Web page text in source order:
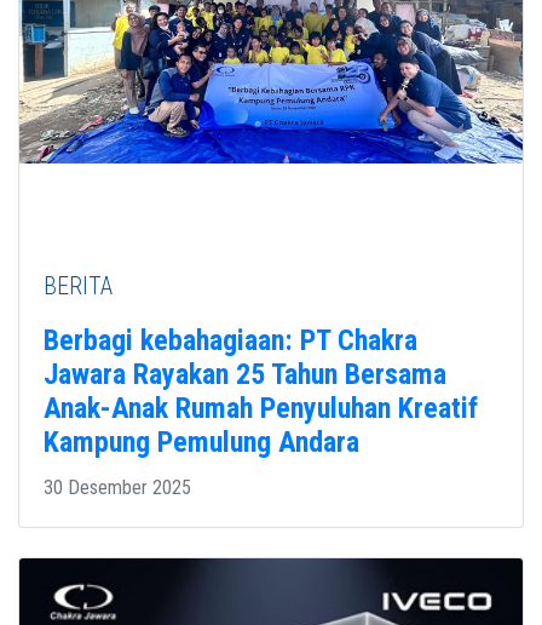
BERITA
Berbagi kebahagiaan: PT Chakra
Jawara Rayakan 25 Tahun Bersama
Anak-Anak Rumah Penyuluhan Kreatif
Kampung Pemulung Andara
30 Desember 2025